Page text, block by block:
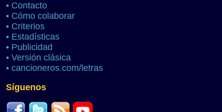
• Contacto
• Cómo colaborar
• Criterios
• Estadísticas
• Publicidad
• Versión clásica
• cancioneros.com/letras
Síguenos